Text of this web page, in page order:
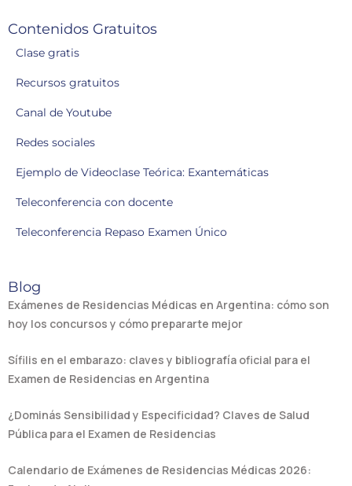
Contenidos Gratuitos
Clase gratis
Recursos gratuitos
Canal de Youtube
Redes sociales
Ejemplo de Videoclase Teórica: Exantemáticas
Teleconferencia con docente
Teleconferencia Repaso Examen Único
Blog
Exámenes de Residencias Médicas en Argentina: cómo son
hoy los concursos y cómo prepararte mejor
Sífilis en el embarazo: claves y bibliografía oficial para el
Examen de Residencias en Argentina
¿Dominás Sensibilidad y Especificidad? Claves de Salud
Pública para el Examen de Residencias
Calendario de Exámenes de Residencias Médicas 2026: